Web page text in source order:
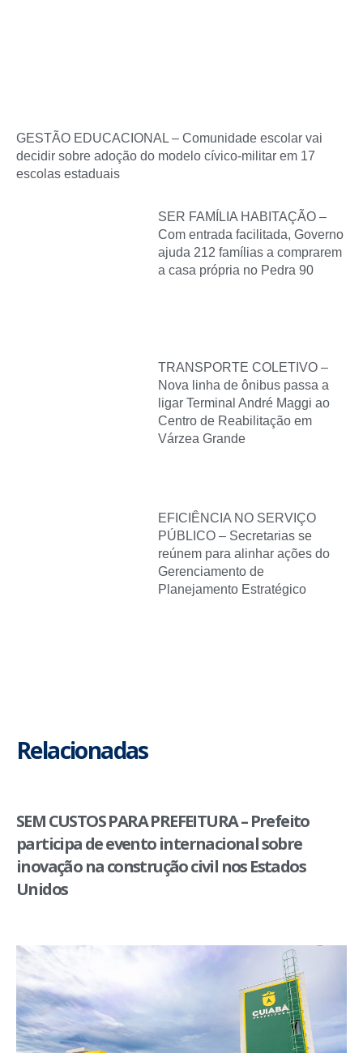
GESTÃO EDUCACIONAL – Comunidade escolar vai
decidir sobre adoção do modelo cívico-militar em 17
escolas estaduais
SER FAMÍLIA HABITAÇÃO –
Com entrada facilitada, Governo
ajuda 212 famílias a comprarem
a casa própria no Pedra 90
TRANSPORTE COLETIVO –
Nova linha de ônibus passa a
ligar Terminal André Maggi ao
Centro de Reabilitação em
Várzea Grande
EFICIÊNCIA NO SERVIÇO
PÚBLICO – Secretarias se
reúnem para alinhar ações do
Gerenciamento de
Planejamento Estratégico
Relacionadas
SEM CUSTOS PARA PREFEITURA – Prefeito
participa de evento internacional sobre
inovação na construção civil nos Estados
Unidos